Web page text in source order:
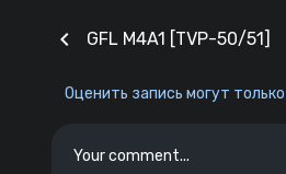
chevron_left GFL M4A1 [TVP-50/51]
Оценить запись могут